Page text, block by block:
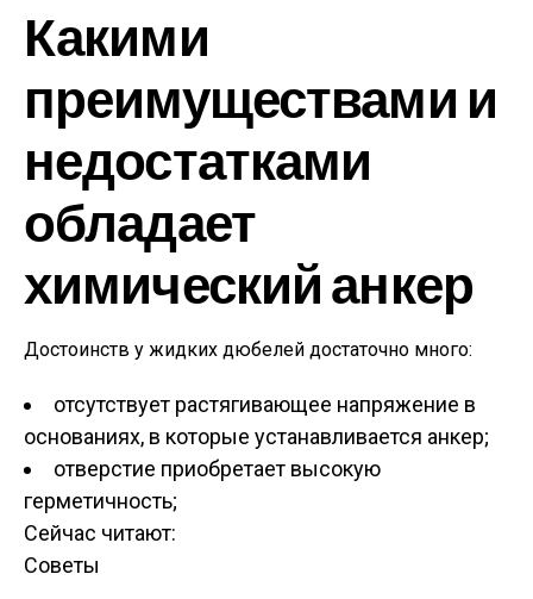
Какими
преимуществами и
недостатками
обладает
химический анкер
Достоинств у жидких дюбелей достаточно много:
отсутствует растягивающее напряжение в
основаниях, в которые устанавливается анкер;
отверстие приобретает высокую
герметичность;
Сейчас читают:
Советы